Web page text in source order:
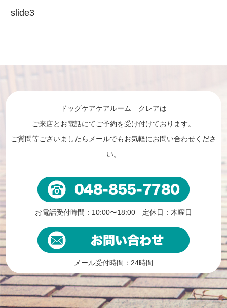
slide3
ドッグケアケアルーム クレアは
ご来店とお電話にてご予約を受け付けております。
ご質問等ございましたらメールでもお気軽にお問い合わせくださ
い。
お電話受付時間：10:00〜18:00 定休日：木曜日
メール受付時間：24時間